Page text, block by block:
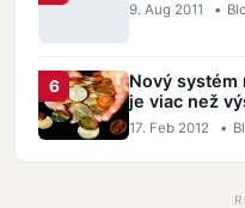
9. Aug 2011 •
Nový
je viac než
17. Feb 2012 •